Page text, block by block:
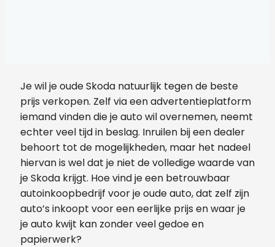
Je wil je oude Skoda natuurlijk tegen de beste
prijs verkopen. Zelf via een advertentieplatform
iemand vinden die je auto wil overnemen, neemt
echter veel tijd in beslag. Inruilen bij een dealer
behoort tot de mogelijkheden, maar het nadeel
hiervan is wel dat je niet de volledige waarde van
je Skoda krijgt. Hoe vind je een betrouwbaar
autoinkoopbedrijf voor je oude auto, dat zelf zijn
auto’s inkoopt voor een eerlijke prijs en waar je
je auto kwijt kan zonder veel gedoe en
papierwerk?